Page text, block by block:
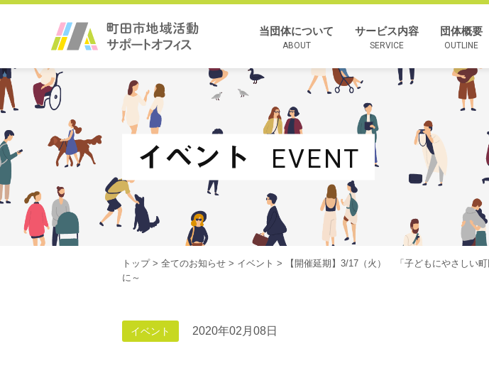
当団体について
ABOUT
サービス内容
SERVICE
団体概要
OUTLINE
イベント EVENT
トップ> 全てのお知らせ > イベント > 【開催延期】3/17（火） 「子どもにやさしい
に～
イベント 2020年02月08日